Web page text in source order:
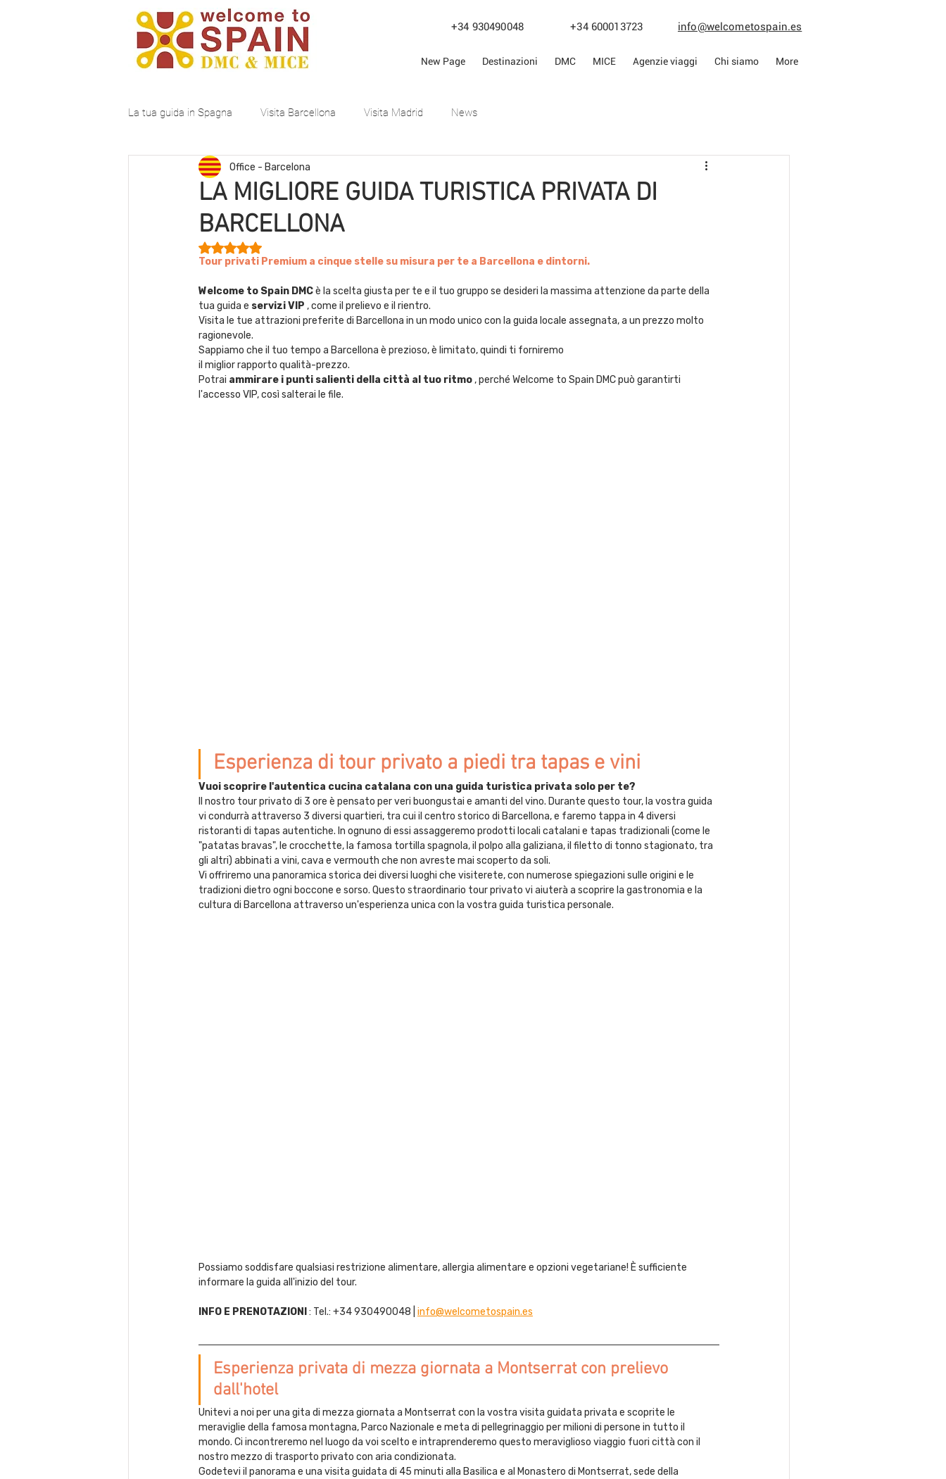
+34 930490048 +34 600013723 info@welcometospain.es
New Page Destinazioni DMC MICE Agenzie viaggi Chi siamo More
La tua guida in Spagna Visita Barcellona Visita Madrid News
LA MIGLIORE GUIDA TURISTICA PRIVATA DI
BARCELLONA
Office - Barcelona
Valutazione NaN stelle su 5.
Tour privati Premium a cinque stelle su misura per te a Barcellona e dintorni.
Welcome to Spain DMC è la scelta giusta per te e il tuo gruppo se desideri la massima attenzione da parte della
tua guida e servizi VIP , come il prelievo e il rientro.
Visita le tue attrazioni preferite di Barcellona in un modo unico con la guida locale assegnata, a un prezzo molto
ragionevole.
Sappiamo che il tuo tempo a Barcellona è prezioso, è limitato, quindi ti forniremo
il miglior rapporto qualità-prezzo.
Potrai ammirare i punti salienti della città al tuo ritmo , perché Welcome to Spain DMC può garantirti
l'accesso VIP, così salterai le file.
Esperienza di tour privato a piedi tra tapas e vini
Vuoi scoprire l'autentica cucina catalana con una guida turistica privata solo per te?
Il nostro tour privato di 3 ore è pensato per veri buongustai e amanti del vino. Durante questo tour, la vostra guida
vi condurrà attraverso 3 diversi quartieri, tra cui il centro storico di Barcellona, e faremo tappa in 4 diversi
ristoranti di tapas autentiche. In ognuno di essi assaggeremo prodotti locali catalani e tapas tradizionali (come le
"patatas bravas", le crocchette, la famosa tortilla spagnola, il polpo alla galiziana, il filetto di tonno stagionato, tra
gli altri) abbinati a vini, cava e vermouth che non avreste mai scoperto da soli.
Vi offriremo una panoramica storica dei diversi luoghi che visiterete, con numerose spiegazioni sulle origini e le
tradizioni dietro ogni boccone e sorso. Questo straordinario tour privato vi aiuterà a scoprire la gastronomia e la
cultura di Barcellona attraverso un'esperienza unica con la vostra guida turistica personale.
Possiamo soddisfare qualsiasi restrizione alimentare, allergia alimentare e opzioni vegetariane! È sufficiente
informare la guida all'inizio del tour.
INFO E PRENOTAZIONI : Tel.: +34 930490048 | info@welcometospain.es
Esperienza privata di mezza giornata a Montserrat con prelievo
dall'hotel
Unitevi a noi per una gita di mezza giornata a Montserrat con la vostra visita guidata privata e scoprite le
meraviglie della famosa montagna, Parco Nazionale e meta di pellegrinaggio per milioni di persone in tutto il
mondo. Ci incontreremo nel luogo da voi scelto e intraprenderemo questo meraviglioso viaggio fuori città con il
nostro mezzo di trasporto privato con aria condizionata.
Godetevi il panorama e una visita guidata di 45 minuti alla Basilica e al Monastero di Montserrat, sede della